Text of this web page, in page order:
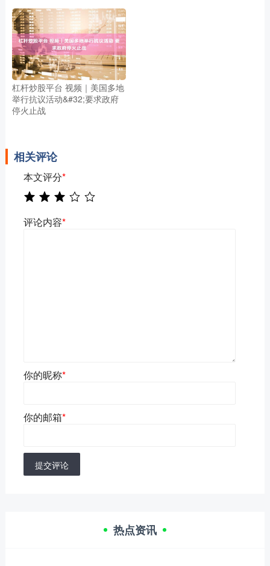
杠杆炒股平台 视频｜美国多地
举行抗议活动&#32;要求政府
停火止战
相关评论
本文评分*
评论内容*
你的昵称*
你的邮箱*
提交评论
热点资讯